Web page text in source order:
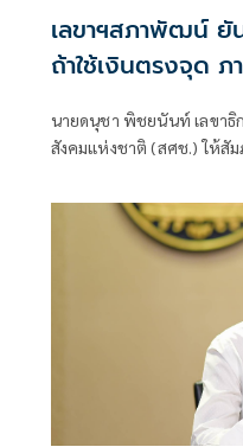
เลขาฯสภาพัฒน์ ยั
ถ้าใช้เงินตรงจุด
นายดนุชา พิชยนันท์ เลขา
สังคมแห่งชาติ (สศช.) ให้สั